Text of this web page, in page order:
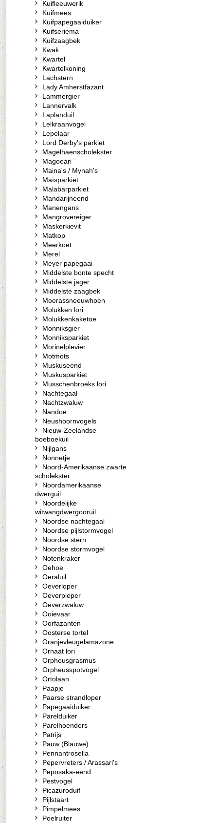
Kuifleeuwerik
Kuifmees
Kuifpapegaaiduiker
Kuifseriema
Kuifzaagbek
Kwak
Kwartel
Kwartelkoning
Lachstern
Lady Amherstfazant
Lammergier
Lannervalk
Laplanduil
Lelkraanvogel
Lepelaar
Lord Derby's parkiet
Magelhaenscholekster
Magoeari
Maina's / Mynah's
Maïsparkiet
Malabarparkiet
Mandarijneend
Manengans
Mangrovereiger
Maskerkievit
Matkop
Meerkoet
Merel
Meyer papegaai
Middelste bonte specht
Middelste jager
Middelste zaagbek
Moerassneeuwhoen
Molukken lori
Molukkenkaketoe
Monniksgier
Monniksparkiet
Morinelplevier
Motmots
Muskuseend
Muskusparkiet
Musschenbroeks lori
Nachtegaal
Nachtzwaluw
Nandoe
Neushoornvogels
Nieuw-Zeelandse
boeboekuil
Nijlgans
Nonnetje
Noord-Amerikaanse zwarte
scholekster
Noordamerikaanse
dwerguil
Noordelijke
witwangdwergooruil
Noordse nachtegaal
Noordse pijlstormvogel
Noordse stern
Noordse stormvogel
Notenkraker
Oehoe
Oeraluil
Oeverloper
Oeverpieper
Oeverzwaluw
Ooievaar
Oorfazanten
Oosterse tortel
Oranjevleugelamazone
Ornaat lori
Orpheusgrasmus
Orpheusspotvogel
Ortolaan
Paapje
Paarse strandloper
Papegaaiduiker
Parelduiker
Parelhoenders
Patrijs
Pauw (Blauwe)
Pennantrosella
Pepervreters / Arassari's
Peposaka-eend
Pestvogel
Picazuroduif
Pijlstaart
Pimpelmees
Poelruiter